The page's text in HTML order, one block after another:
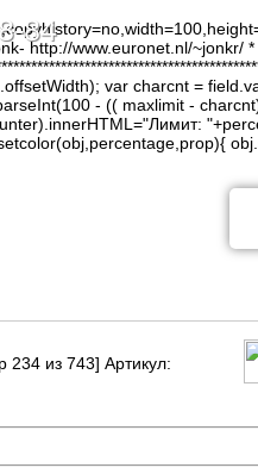
http://www.euronet.nl/~jonkr/
var charcnt =
- (( maxlimit -
84
234 из 743] Артикул: